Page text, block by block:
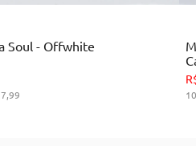
AO CARRINHO
Soul - Offwhite
,99 10